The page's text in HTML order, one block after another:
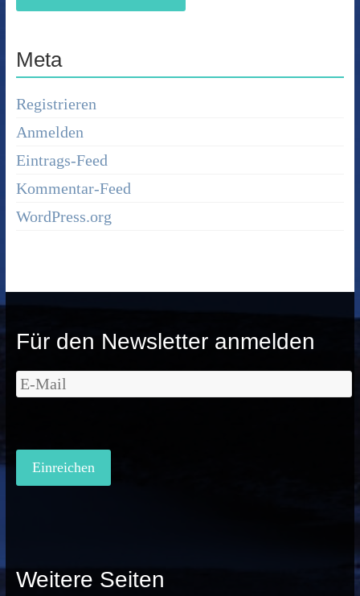
Meta
Registrieren
Anmelden
Eintrags-Feed
Kommentar-Feed
WordPress.org
Für den Newsletter anmelden
Weitere Seiten